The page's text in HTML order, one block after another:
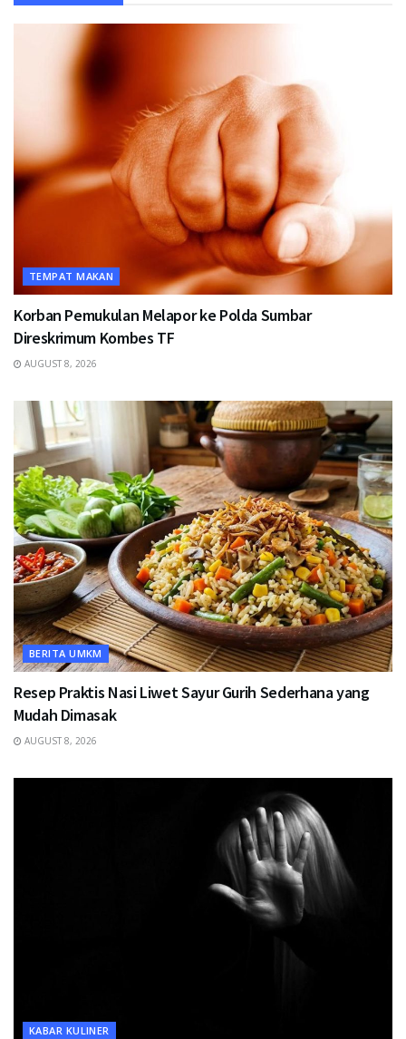
TEMPAT MAKAN
Korban Pemukulan Melapor ke Polda Sumbar
Direskrimum Kombes TF
AUGUST 8, 2026
BERITA UMKM
Resep Praktis Nasi Liwet Sayur Gurih Sederhana yang
Mudah Dimasak
AUGUST 8, 2026
KABAR KULINER